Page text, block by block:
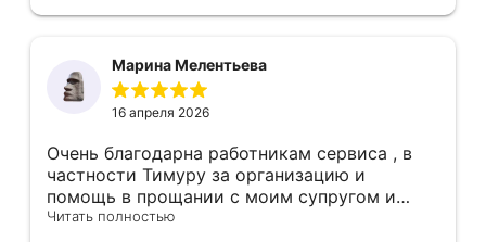
попали в надежные руки. Спасибо большое
отработал максимально четко, вовремя!
Спасибо Гузяль за ее советы, все было по
делу.
Марина Мелентьева
16 апреля 2026
Очень благодарна работникам сервиса , в
частности Тимуру за организацию и
помощь в прощании с моим супругом и
впоследствии с моим отцом! Все пожелания
Читать полностью